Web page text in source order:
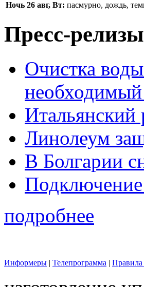
Ночь 26 авг, Вт: пасмурно, дождь,
Пресс-релизы
Очистка
необходимый
Итальянский
Линолеум
В Болгарии
подробнее
Информеры | Телепрограмма | Правила